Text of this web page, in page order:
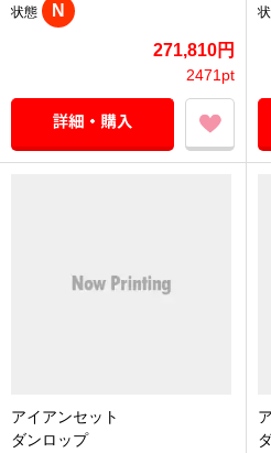
状態 N
271,810円
2471pt
アイアンセット
ダンロップ